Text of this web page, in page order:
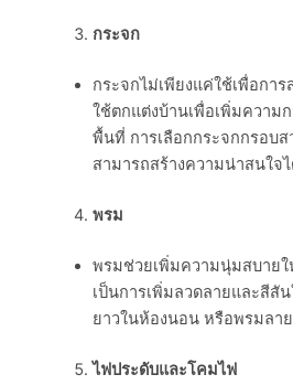
กระจก
กระจกไม่เพียงแค่ใช้เพื่อกา
ใช้ตกแต่งบ้านเพื่อเพิ่มความ
พื้นที่ การเลือกกระจกกรอบ
สามารถสร้างความน่าสนใจ
พรม
พรมช่วยเพิ่มความนุ่มสบาย
เป็นการเพิ่มลวดลายและสีสั
ยาวในห้องนอน หรือพรมลา
ไฟประดับและโคมไฟ